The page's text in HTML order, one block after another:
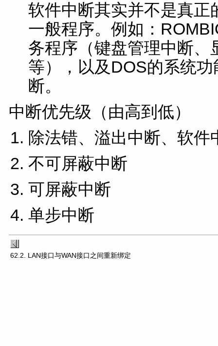
软件中断其实并不是真正
一般程序。例如：
务程序（键盘管理中断
等），以及DOS的系统
断。
中断优先级（由高到低）
除法错、溢出中断、软件
不可屏蔽中断
可屏蔽中断
单步中断
62.2. LAN接口与WAN接口之间重新绑定